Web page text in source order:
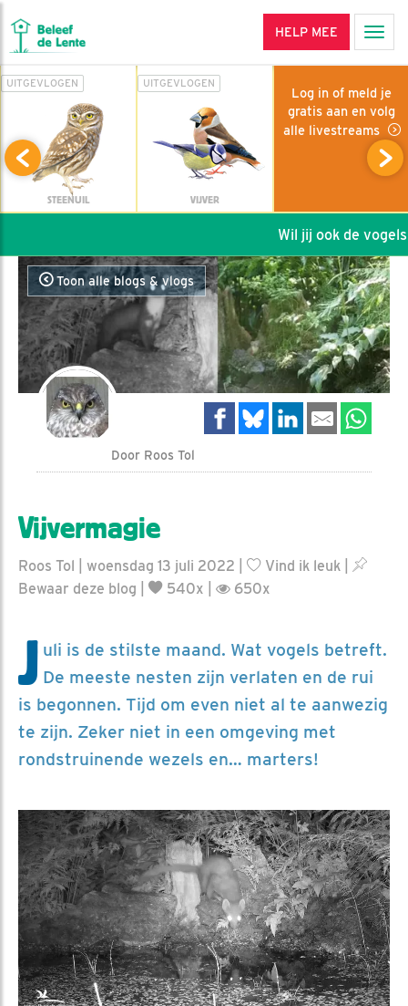
HELP MEE
UITGEVLOGEN
STEENUIL
UITGEVLOGEN
VIJVER
Log in of meld je
gratis aan en volg
alle livestreams
Wil jij ook de vogels
Toon alle blogs & vlogs
Door Roos Tol
Vijvermagie
Roos Tol | woensdag 13 juli 2022 | Vind ik leuk
Bewaar deze blog
540x | 650x
J uli is de stilste maand. Wat vogels betreft.
De meeste nesten zijn verlaten en de rui
is begonnen. Tijd om even niet al te aanwezig
te zijn. Zeker niet in een omgeving met
rondstruinende wezels en… marters!